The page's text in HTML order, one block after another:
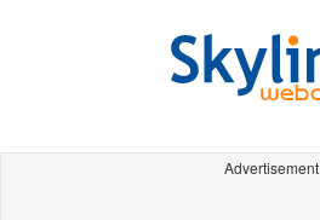
Advertisement